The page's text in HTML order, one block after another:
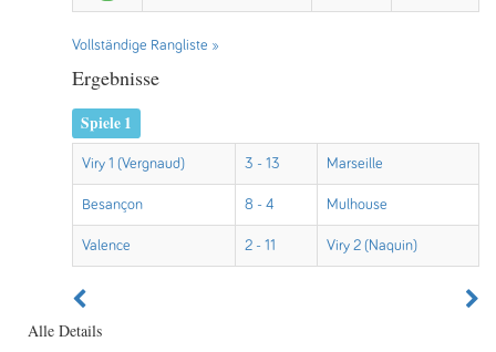
Vollständige Rangliste »
Ergebnisse
Spiele 1
Viry 1 (Vergnaud) 3 - 13 Marseille
Besançon 8 - 4 Mulhouse
Valence 2 - 11 Viry 2 (Naquin)
Alle Details